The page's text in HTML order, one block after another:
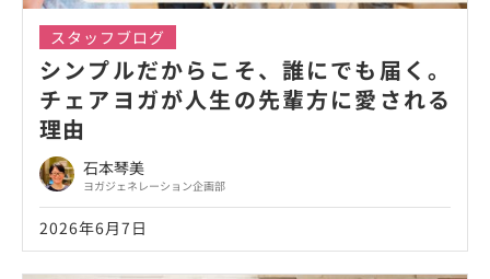
スタッフブログ
シンプルだからこそ、誰にでも届く。
チェアヨガが人生の先輩方に愛される
理由
石本琴美
ヨガジェネレーション企画部
2026年6月7日